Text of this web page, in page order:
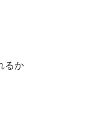
るか